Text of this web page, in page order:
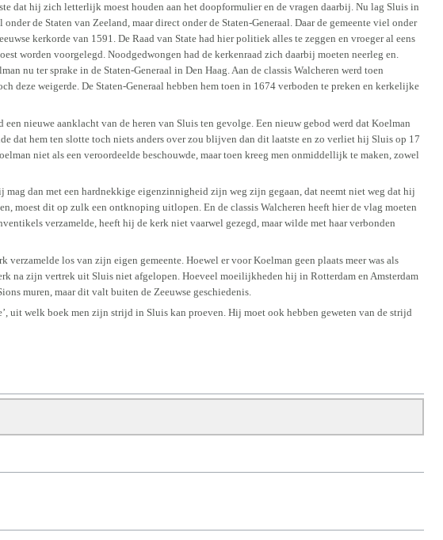
dat hij zich letterlijk moest houden aan het doopformulier en de vragen daarbij. Nu lag Sluis in
de Staten van Zeeland, maar direct onder de Staten-Generaal. Daar de gemeente viel onder
kerkorde van 1591. De Raad van State had hier politiek alles te zeggen en vroeger al eens
worden voorgelegd. Noodgedwongen had de kerkenraad zich daarbij moeten neerleg en.
nu ter sprake in de Staten-Generaal in Den Haag. Aan de classis Walcheren werd toen
deze weigerde. De Staten-Generaal hebben hem toen in 1674 verboden te preken en kerkelijke
nieuwe aanklacht van de heren van Sluis ten gevolge. Een nieuw gebod werd dat Koelman
dat hem ten slotte toch niets anders over zou blijven dan dit laatste en zo verliet hij Sluis op 17
niet als een veroordeelde beschouwde, maar toen kreeg men onmiddellijk te maken, zowel
dan met een hardnekkige eigenzinnigheid zijn weg zijn gegaan, dat neemt niet weg dat hij
moest dit op zulk een ontknoping uitlopen. En de classis Walcheren heeft hier de vlag moeten
verzamelde, heeft hij de kerk niet vaarwel gezegd, maar wilde met haar verbonden
verzamelde los van zijn eigen gemeente. Hoewel er voor Koelman geen plaats meer was als
na zijn vertrek uit Sluis niet afgelopen. Hoeveel moeilijkheden hij in Rotterdam en Amsterdam
muren, maar dit valt buiten de Zeeuwse geschiedenis.
uit welk boek men zijn strijd in Sluis kan proeven. Hij moet ook hebben geweten van de strijd